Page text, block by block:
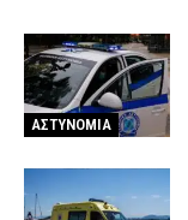
ΑΣΤΥΝΟΜΙΑ